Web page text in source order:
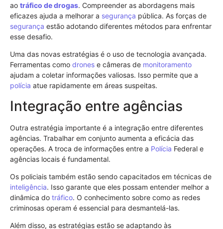
ao tráfico de drogas. Compreender as abordagens mais
eficazes ajuda a melhorar a segurança pública. As forças de
segurança estão adotando diferentes métodos para enfrentar
esse desafio.
Uma das novas estratégias é o uso de tecnologia avançada.
Ferramentas como drones e câmeras de monitoramento
ajudam a coletar informações valiosas. Isso permite que a
polícia atue rapidamente em áreas suspeitas.
Integração entre agências
Outra estratégia importante é a integração entre diferentes
agências. Trabalhar em conjunto aumenta a eficácia das
operações. A troca de informações entre a Polícia Federal e
agências locais é fundamental.
Os policiais também estão sendo capacitados em técnicas de
inteligência. Isso garante que eles possam entender melhor a
dinâmica do tráfico. O conhecimento sobre como as redes
criminosas operam é essencial para desmantelá-las.
Além disso, as estratégias estão se adaptando às